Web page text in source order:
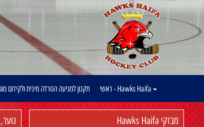
תקנון למניעה הטרדה מינית ולקידום
מבזקי Hawks Haifa נוער, U20